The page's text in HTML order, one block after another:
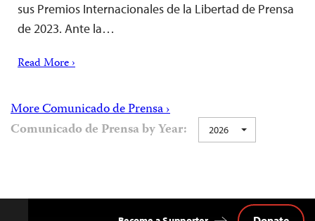
sus Premios Internacionales de la Libertad de Prensa
de 2023. Ante la…
Read More ›
More Comunicado de Prensa ›
Comunicado de Prensa by Year:
2026